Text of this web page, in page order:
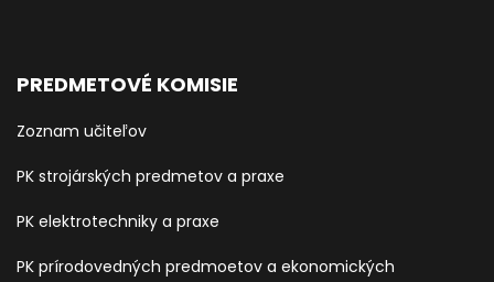
PREDMETOVÉ KOMISIE
Zoznam učiteľov
PK strojárských predmetov a praxe
PK elektrotechniky a praxe
PK prírodovedných predmoetov a ekonomických